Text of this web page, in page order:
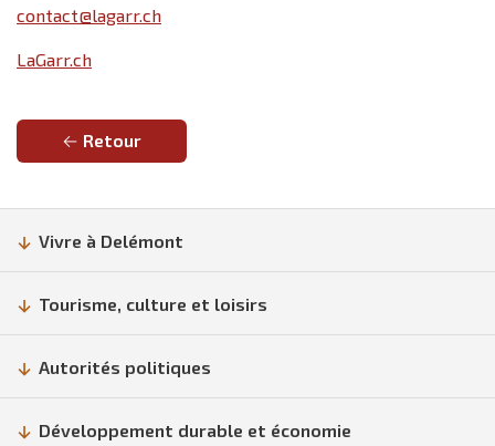
contact@lagarr.ch
LaGarr.ch
Retour
Vivre à Delémont
Tourisme, culture et loisirs
Autorités politiques
Développement durable et économie